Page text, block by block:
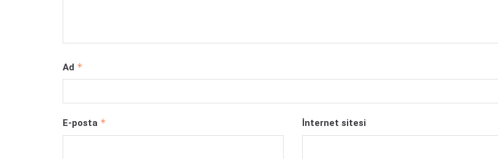
Ad *
E-posta * İnternet sitesi